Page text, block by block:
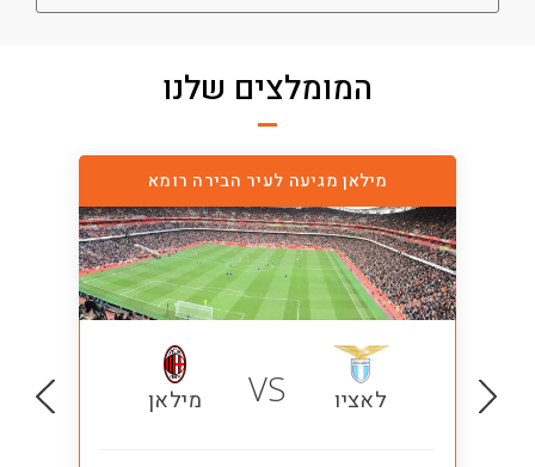
המומלצים שלנו
מילאן מגיעה לעיר הבירה רומא
לאציו VS מילאן